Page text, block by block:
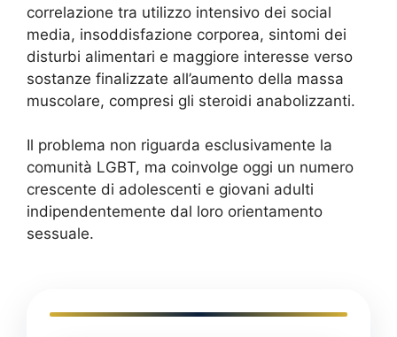
correlazione tra utilizzo intensivo dei social
media, insoddisfazione corporea, sintomi dei
disturbi alimentari e maggiore interesse verso
sostanze finalizzate all’aumento della massa
muscolare, compresi gli steroidi anabolizzanti.
Il problema non riguarda esclusivamente la
comunità LGBT, ma coinvolge oggi un numero
crescente di adolescenti e giovani adulti
indipendentemente dal loro orientamento
sessuale.